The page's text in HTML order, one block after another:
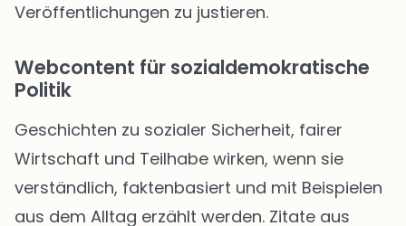
Veröffentlichungen zu justieren.
Webcontent für sozialdemokratische
Politik
Geschichten zu sozialer Sicherheit, fairer
Wirtschaft und Teilhabe wirken, wenn sie
verständlich, faktenbasiert und mit Beispielen
aus dem Alltag erzählt werden. Zitate aus